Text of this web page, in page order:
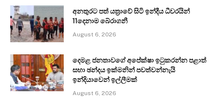
අනතුරට පත් යත්‍රාවේ සිටි ඉන්දීය ධීවරයින්
11දෙනාම බේරාගනී
August 6, 2026
දෙමළ ජනතාවගේ අපේක්ෂා ඉටුකරන්න පළාත්
සභා ඡන්දය ඉක්මනින් පවත්වන්නැයි
ඉන්දියාවෙන් ඉල්ලීමක්
August 6, 2026